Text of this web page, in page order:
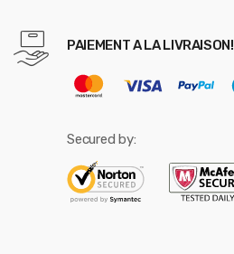
PAIEMENT A LA LIVRAISON!
Secured by: